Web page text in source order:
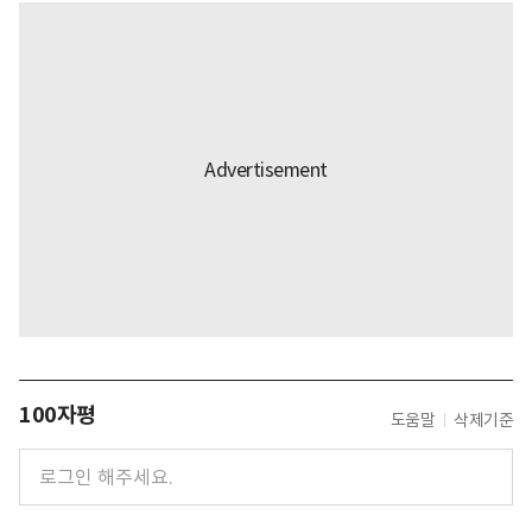
100자평 도움말 삭제기준